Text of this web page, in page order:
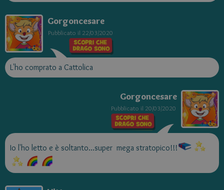
Gorgoncesare
Pubblicato il 22/03/2020
L'ho comprato a Cattolica
Gorgoncesare
Pubblicato il 20/03/2020
Io l'ho letto e è soltanto...super mega stratopico!!!